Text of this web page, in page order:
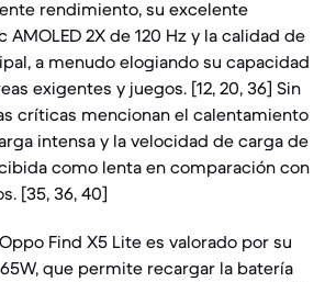
rendimiento, su excelente
AMOLED 2X de 120 Hz y la calidad de
a menudo elogiando su capacidad
exigentes y juegos. [12, 20, 36] Sin
críticas mencionan el calentamiento
intensa y la velocidad de carga de
como lenta en comparación con
[35, 36, 40]
Find X5 Lite es valorado por su
que permite recargar la batería